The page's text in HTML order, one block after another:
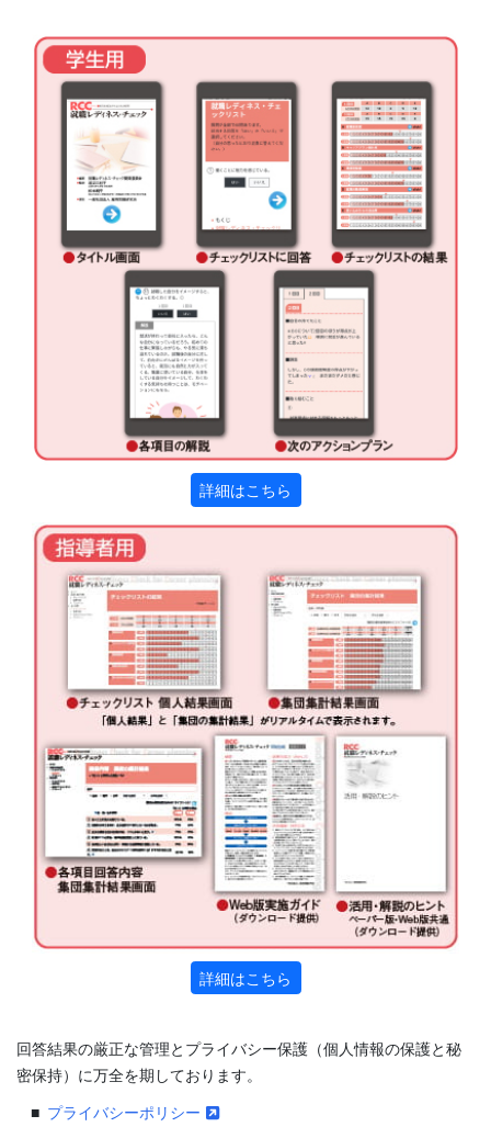
詳細はこちら
詳細はこちら
回答結果の厳正な管理とプライバシー保護（個人情報の保護と秘
密保持）に万全を期しております。
プライバシーポリシー